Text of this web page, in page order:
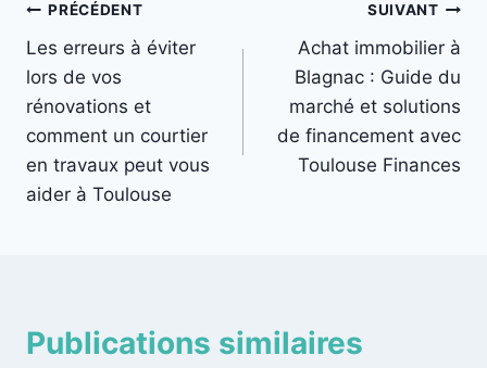
PRÉCÉDENT
Les erreurs à éviter
lors de vos
rénovations et
comment un courtier
en travaux peut vous
aider à Toulouse
SUIVANT
Achat immobilier à
Blagnac : Guide du
marché et solutions
de financement avec
Toulouse Finances
Publications similaires